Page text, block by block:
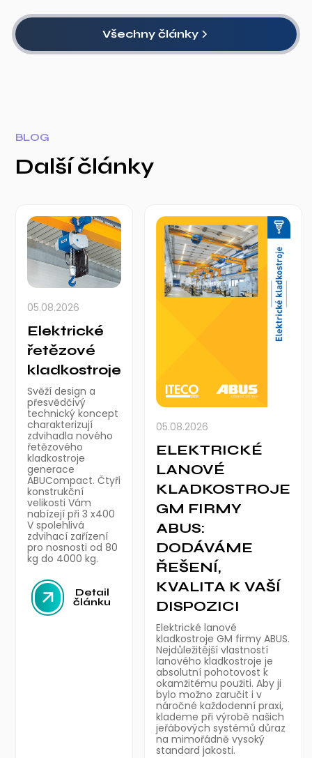
Všechny články
BLOG
Další články
05.08.2026
Elektrické
řetězové
kladkostroje
Svěží design a
přesvědčivý
technický koncept
charakterizují
zdvihadla nového
řetězového
kladkostroje
generace
ABUCompact. Čtyři
konstrukční
velikosti Vám
nabízejí při 3 x400
V spolehlivá
zdvihací zařízení
pro nosnosti od 80
kg do 4000 kg.
Detail
článku
05.08.2026
ELEKTRICKÉ
LANOVÉ
KLADKOSTROJE
GM FIRMY
ABUS:
DODÁVÁME
ŘEŠENÍ,
KVALITA K VAŠÍ
DISPOZICI
Elektrické lanové
kladkostroje GM firmy ABUS.
Nejdůležitější vlastností
lanového kladkostroje je
absolutní pohotovost k
okamžitému použiti. Aby ji
bylo možno zaručit i v
náročné každodenní praxi,
klademe při výrobě našich
jeřábových systémů důraz
na mimořádně vysoký
standard jakosti.